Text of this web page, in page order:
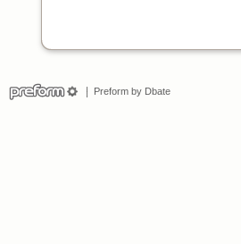
Preform by Dbate